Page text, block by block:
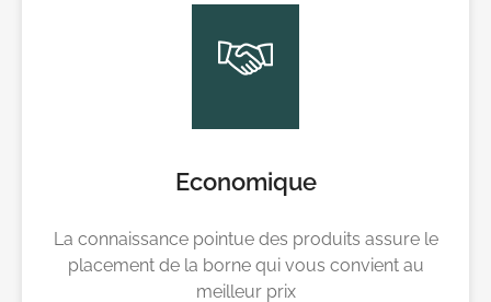
Economique
La connaissance pointue des produits assure le
placement de la borne qui vous convient au
meilleur prix